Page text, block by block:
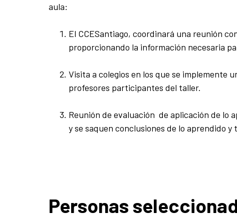
aula:
El CCESantiago, coordinará una reunión
proporcionando la información necesaria
Visita a colegios en los que se implemente
profesores participantes del taller.
Reunión de evaluación de aplicación de lo
y se saquen conclusiones de lo aprendido y
Personas